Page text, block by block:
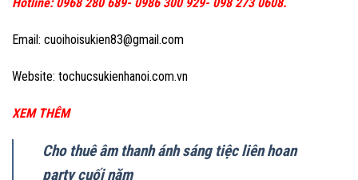
Email: cuoihoisukien83@gmail.com
Website: tochucsukienhanoi.com.vn
XEM THÊM
Cho thuê âm thanh ánh sáng tiệc liên hoan
party cuối năm